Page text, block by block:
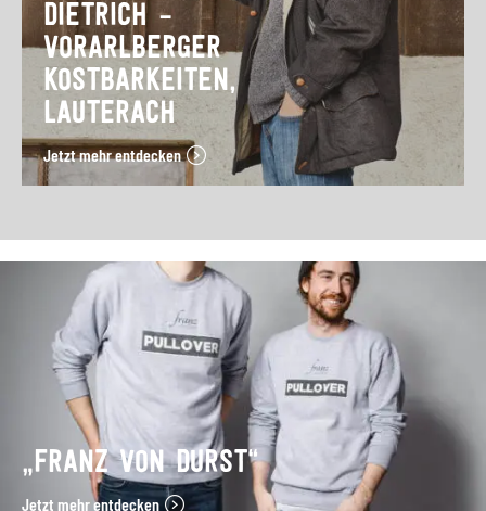
DIETRICH –
VORARLBERGER
KOSTBARKEITEN,
LAUTERACH
Jetzt mehr entdecken
„FRANZ VON DURST“
Jetzt mehr entdecken